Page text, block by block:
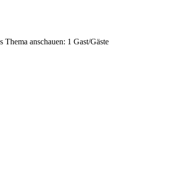
Thema anschauen: 1 Gast/Gäste